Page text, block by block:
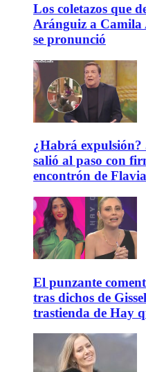
Los coletazos que
Aránguiz a Camila
se pronunció
¿Habrá
salió al paso con
encontrón de
El punzante
tras dichos de
trastienda de Hay